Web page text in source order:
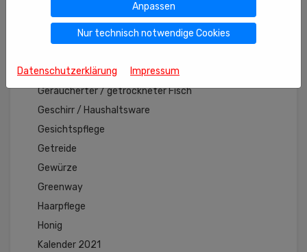
Gebäck
Gebratene Kürbiskerne
Geräucherte Wurst
Geräucherter / getrockneter Fisch
Geschirr / Haushaltsware
Gesichtspflege
Getreide
Gewürze
Greenway
Haarpflege
Honig
Kalender 2021
Anpassen
Nur technisch notwendige Cookies
Datenschutzerklärung Impressum